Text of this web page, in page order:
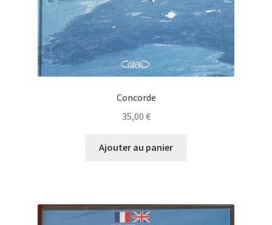
Concorde
35,00 €
Ajouter au panier